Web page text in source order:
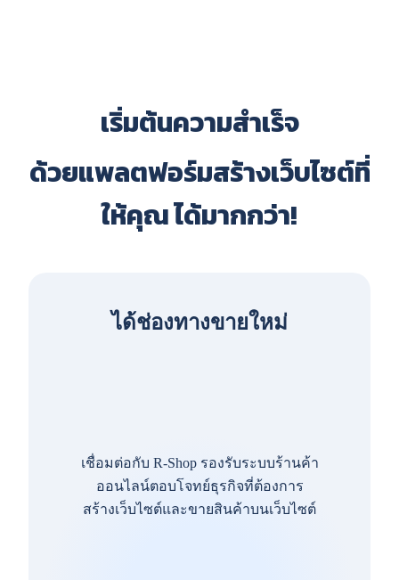
เริ่มต้นความสำเร็จ
ด้วยแพลตฟอร์มสร้างเว็บไซต์ที่
ให้คุณ ได้มากกว่า!
ได้ช่องทางขายใหม่
เชื่อมต่อกับ R-Shop รองรับระบบร้านค้า
ออนไลน์ตอบโจทย์ธุรกิจที่ต้องการ
สร้างเว็บไซต์และขายสินค้าบนเว็บไซต์